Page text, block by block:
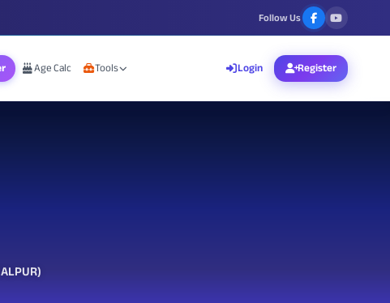
Follow Us
Age Calc Tools Login Register